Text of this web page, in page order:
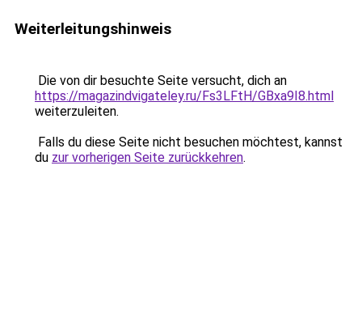
Weiterleitungshinweis
Die von dir besuchte Seite versucht, dich an
https://magazindvigateley.ru/Fs3LFtH/GBxa9I8.html
weiterzuleiten.
Falls du diese Seite nicht besuchen möchtest, kannst
du zur vorherigen Seite zurückkehren.